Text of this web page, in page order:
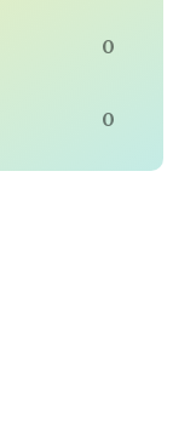
0
0